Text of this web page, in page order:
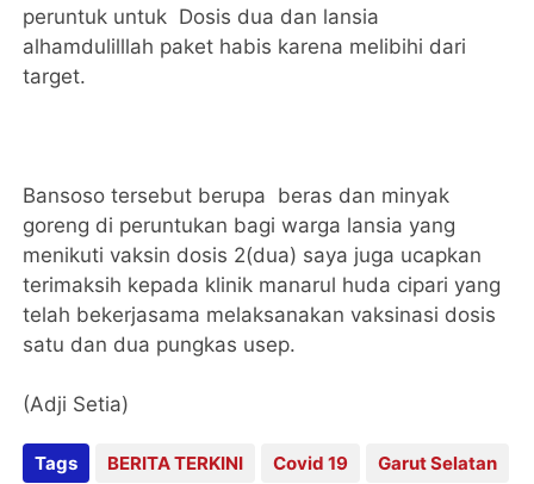
peruntuk untuk Dosis dua dan lansia
alhamdulilllah paket habis karena melibihi dari
target.
Bansoso tersebut berupa beras dan minyak
goreng di peruntukan bagi warga lansia yang
menikuti vaksin dosis 2(dua) saya juga ucapkan
terimaksih kepada klinik manarul huda cipari yang
telah bekerjasama melaksanakan vaksinasi dosis
satu dan dua pungkas usep.
(Adji Setia)
Tags BERITA TERKINI Covid 19 Garut Selatan